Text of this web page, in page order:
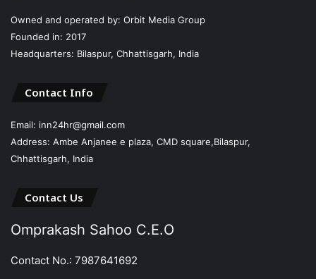
Owned and operated by: Orbit Media Group
Founded in: 2017
Headquarters: Bilaspur, Chhattisgarh, India
Contact Info
Email: inn24hr@gmail.com
Address: Ambe Anjanee e plaza, CMD square,Bilaspur,
Chhattisgarh, India
Contact Us
Omprakash Sahoo C.E.O
Contact No.: 7987641692